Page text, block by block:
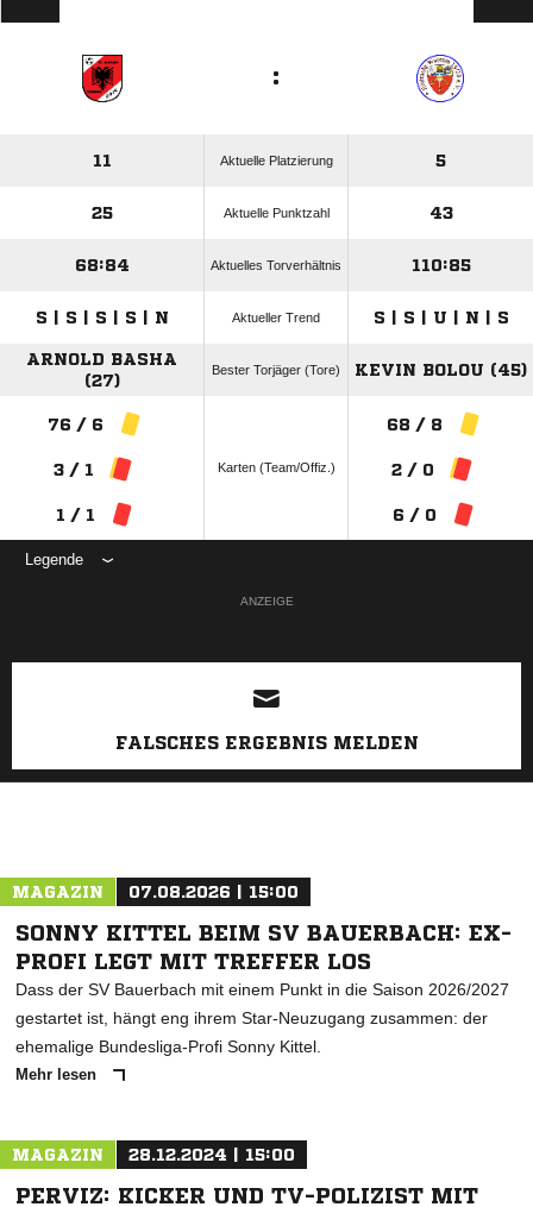
:
11 Aktuelle Platzierung 5
25 Aktuelle Punktzahl 43
68:84 Aktuelles Torverhältnis 110:85
S | S | S | S | N Aktueller Trend S | S | U | N | S
ARNOLD BASHA
(27)
Bester Torjäger (Tore) KEVIN BOLOU (45)
76 / 6
3 / 1
1 / 1
Karten (Team/Offiz.)
68 / 8
2 / 0
6 / 0
Legende
ANZEIGE
FALSCHES ERGEBNIS MELDEN
MAGAZIN 07.08.2026 | 15:00
SONNY KITTEL BEIM SV BAUERBACH: EX-
PROFI LEGT MIT TREFFER LOS
Dass der SV Bauerbach mit einem Punkt in die Saison 2026/2027
gestartet ist, hängt eng ihrem Star-Neuzugang zusammen: der
ehemalige Bundesliga-Profi Sonny Kittel.
Mehr lesen
MAGAZIN 28.12.2024 | 15:00
PERVIZ: KICKER UND TV-POLIZIST MIT